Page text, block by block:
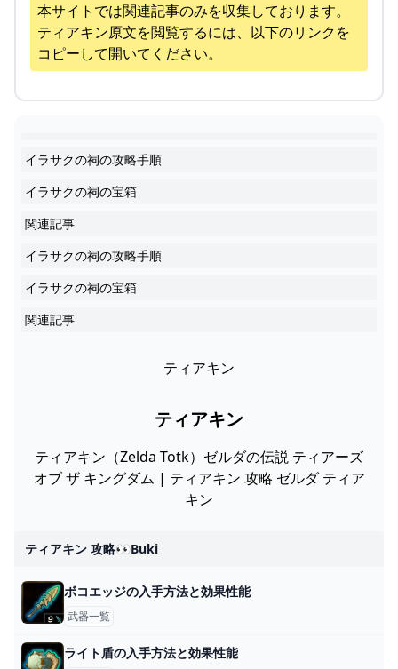
本サイトでは関連記事のみを収集しております。
ティアキン原文を閲覧するには、以下のリンクを
コピーして開いてください。
イラサクの祠の攻略手順
イラサクの祠の宝箱
関連記事
イラサクの祠の攻略手順
イラサクの祠の宝箱
関連記事
ティアキン
ティアキン
ティアキン（Zelda Totk）ゼルダの伝説 ティアーズ
オブ ザ キングダム | ティアキン 攻略 ゼルダ ティア
キン
ティアキン 攻略👀buki
ボコエッジの入手方法と効果性能
武器一覧
ライト盾の入手方法と効果性能